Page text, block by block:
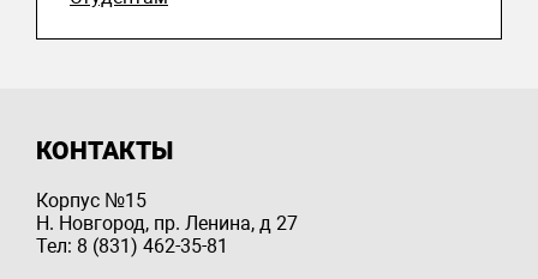
КОНТАКТЫ
Корпус №15
Н. Новгород, пр. Ленина, д 27
Тел: 8 (831) 462-35-81